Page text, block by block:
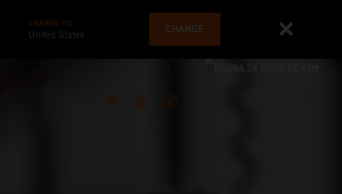
CHANGE TO
United States CHANGE